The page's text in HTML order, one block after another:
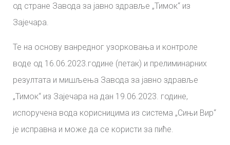
од стране Завода за јавно здравље „Тимок“ из
Зајечара.
Те на основу ванредног узорковања и контроле
воде од 16.06.2023.године (петак) и прелиминарних
резултата и мишљења Завода за јавно здравље
„Тимок“ из Зајечара на дан 19.06.2023. године,
испоручена вода корисницима из система „Сињи Вир“
је исправна и може да се користи за пиће.